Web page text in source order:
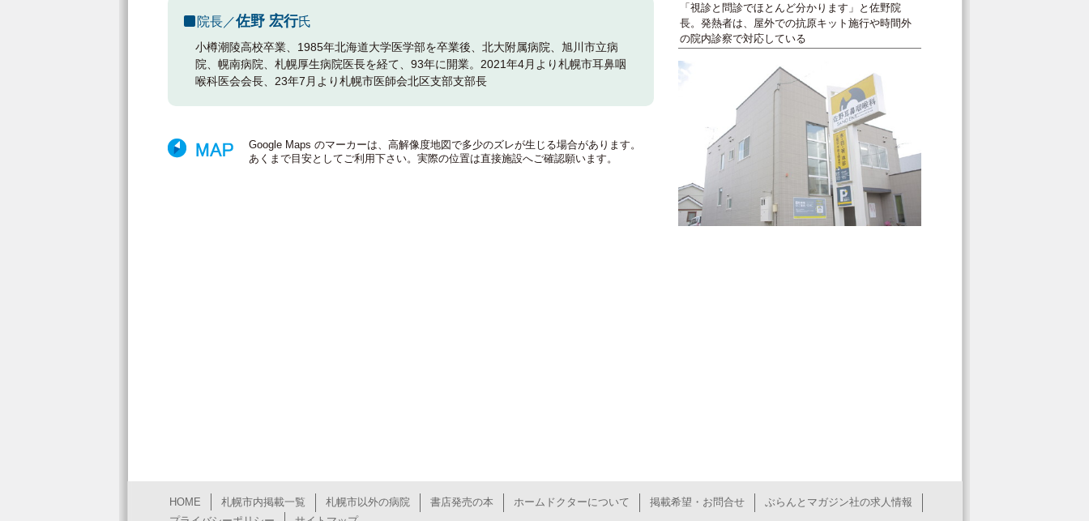
院長／佐野 宏行氏
小樽潮陵高校卒業、1985年北海道大学医学部を卒業後、北大附属病院、旭川市立病
院、幌南病院、札幌厚生病院医長を経て、93年に開業。2021年4月より札幌市耳鼻咽
喉科医会会長、23年7月より札幌市医師会北区支部支部長
Google Maps のマーカーは、高解像度地図で多少のズレが生じる場合があります。
あくまで目安としてご利用下さい。実際の位置は直接施設へご確認願います。
「視診と問診でほとんど分かります」と佐野院
長。発熱者は、屋外での抗原キット施行や時間外
の院内診察で対応している
HOME 札幌市内掲載一覧 札幌市以外の病院 書店発売の本 ホームドクターについて 掲載希望・お問合せ
ぶらんとマガジン社の求人情報